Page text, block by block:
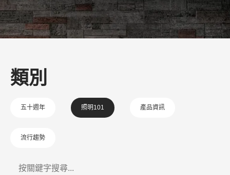
類別
五十週年 照明101 產品資訊
流行趨勢